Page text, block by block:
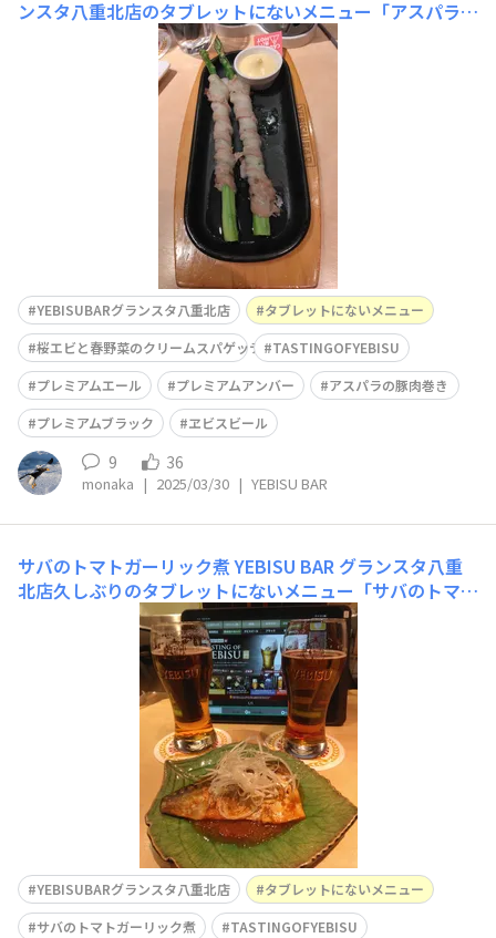
ンスタ八重北店のタブレットにないメニュー「アスパラの
豚肉巻き」、豚肉は徳島フェアの🍖かな⁉️アスパラ、デカ
くて美味いです😋期間限定「桜エビと春野菜のクリーム
スパゲッティ＆パンピザランチ」と、TASTING OF YEBIS
Uと共にいただきました🍺
YEBISUBARグランスタ八重北店
タブレットにないメニュー
桜エビと春野菜のクリームスパゲッティ＆パンピザランチ
TASTINGOFYEBISU
プレミアムエール
プレミアムアンバー
アスパラの豚肉巻き
プレミアムブラック
ヱビスビール
9 36
monaka | 2025/03/30 | YEBISU BAR
サバのトマトガーリック煮YEBISU BAR グランスタ八重
北店久しぶりのタブレットにないメニュー「サバのトマト
ガーリック煮」TASTING OF YEBISU(プレミアムエール＆
プレミアムアンバー)のお供に
YEBISUBARグランスタ八重北店
タブレットにないメニュー
サバのトマトガーリック煮
TASTINGOFYEBISU